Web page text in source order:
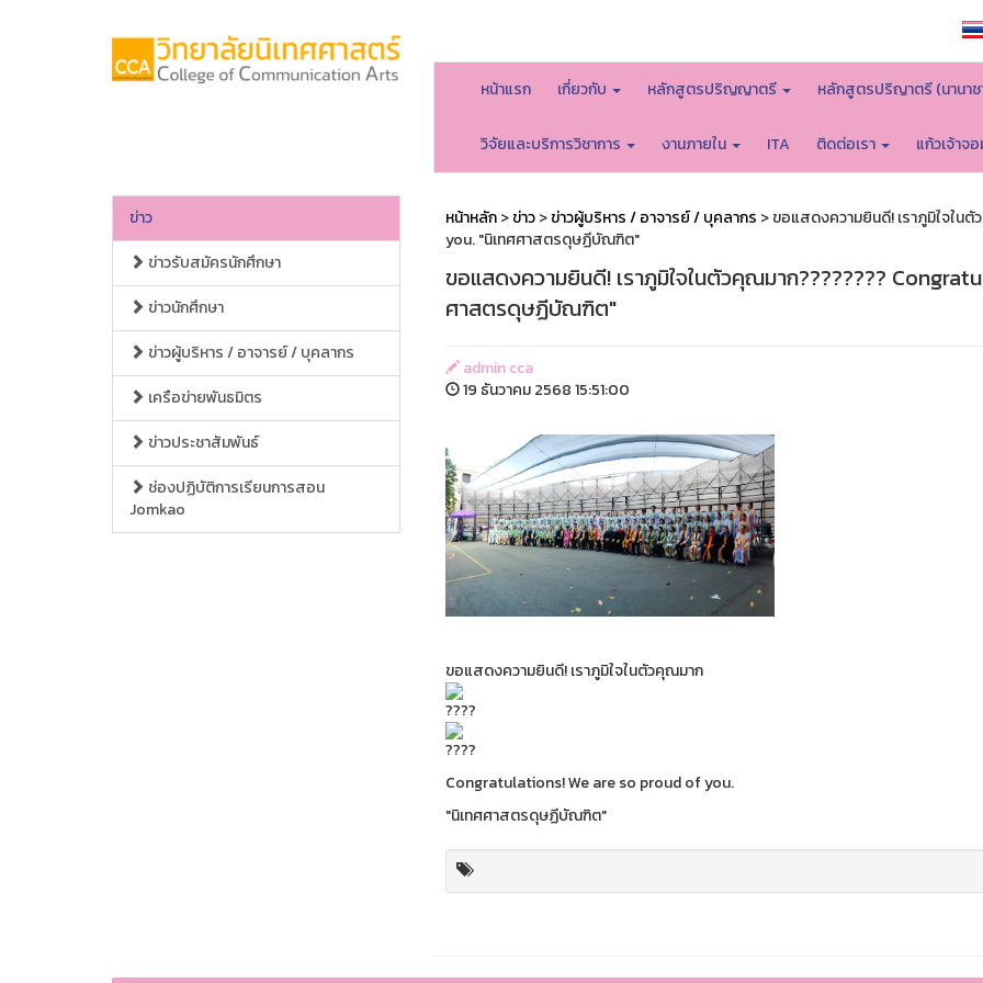
หน้าแรก เกี่ยวกับ หลักสูตรปริญญาตรี หลักสูตรปริญาตรี (นานาช
วิจัยและบริการวิชาการ งานภายใน ITA ติดต่อเรา แก้วเจ้าจ
ข่าว
ข่าวรับสมัครนักศึกษา
ข่าวนักศึกษา
ข่าวผู้บริหาร / อาจารย์ / บุคลากร
เครือข่ายพันธมิตร
ข่าวประชาสัมพันธ์
ช่องปฏิบัติการเรียนการสอน
Jomkao
หน้าหลัก>ข่าว>ข่าวผู้บริหาร / อาจารย์ / บุคลากร > ขอแสดงความยินดี! เราภูมิใจใน
you. "นิเทศศาสตรดุษฏีบัณฑิต"
ขอแสดงความยินดี! เราภูมิใจในตัวคุณมาก????????
ศาสตรดุษฏีบัณฑิต"
admin cca
19 ธันวาคม 2568 15:51:00
ขอแสดงความยินดี! เราภูมิใจในตัวคุณมาก
Congratulations! We are so proud of you.
"นิเทศศาสตรดุษฏีบัณฑิต"